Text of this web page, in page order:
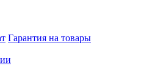
Гарантия на товары